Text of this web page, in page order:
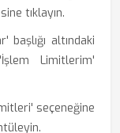
tıklayın.
başlığı altındaki
Limitlerim'
seçeneğine